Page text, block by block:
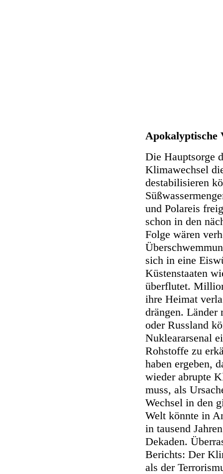
Apokalyptische
Die Hauptsorge
Klimawechsel
destabilisieren
und Polareis
schon in den
Folge wären
sich in eine
Küstenstaaten
überflutet.
ihre Heimat
drängen.
oder Russland
Nukleararsenal
Rohstoffe zu
haben ergeben,
wieder abrupte
muss, als
Wechsel in den
Welt könnte in
in tausend
Dekaden.
Berichts: Der
als der